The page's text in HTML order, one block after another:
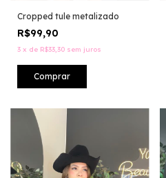
Cropped tule metalizado
R$99,90
3 x de R$33,30 sem juros